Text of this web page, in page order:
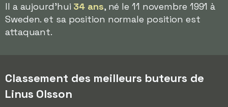
Il a aujourd'hui 34 ans, né le 11 novembre 1991 à
Sweden. et sa position normale position est
attaquant.
Classement des meilleurs buteurs de
Linus Olsson